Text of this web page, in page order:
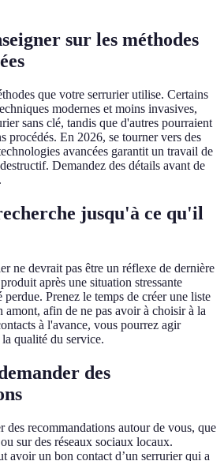
sur les méthodes
que votre serrurier utilise. Certains
modernes et moins invasives,
sans clé, tandis que d'autres pourraient
procédés. En 2026, se tourner vers des
avancées garantit un travail de
Demandez des détails avant de
jusqu'à ce qu'il
ne devrait pas être un réflexe de dernière
après une situation stressante
Prenez le temps de créer une liste
amont, afin de ne pas avoir à choisir à la
à l'avance, vous pourrez agir
qualité du service.
des
des recommandations autour de vous, que
sur des réseaux sociaux locaux.
avoir un bon contact d’un serrurier qui a